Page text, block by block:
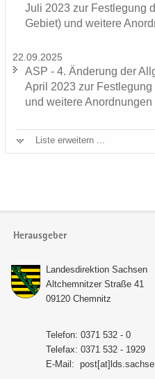
Juli 2023 zur Fest­le­gung
Ge­biet) und wei­te­re
22.09.2025
ASP - 4. Än­de­rung der
April 2023 zur
und wei­te­re An­ord­nun­gen
Liste er­wei­tern ...
Herausgeber
Lan­des­di­rek­ti­on Sach­sen
Alt­chem­nit­zer Stra­ße 41
09120 Chem­nitz
Te­le­fon: 0371 532 - 0
Te­le­fax: 0371 532 - 1929
E-​Mail: